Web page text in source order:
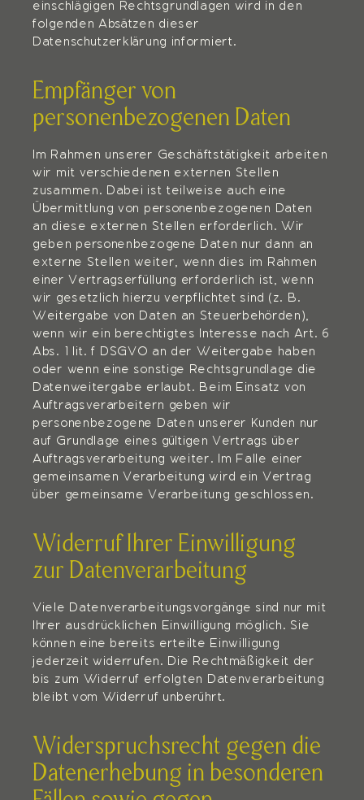
einschlägigen Rechtsgrundlagen wird in den
folgenden Absätzen dieser
Datenschutzerklärung informiert.
Empfänger von
personenbezogenen Daten
Im Rahmen unserer Geschäftstätigkeit arbeiten
wir mit verschiedenen externen Stellen
zusammen. Dabei ist teilweise auch eine
Übermittlung von personenbezogenen Daten
an diese externen Stellen erforderlich. Wir
geben personenbezogene Daten nur dann an
externe Stellen weiter, wenn dies im Rahmen
einer Vertragserfüllung erforderlich ist, wenn
wir gesetzlich hierzu verpflichtet sind (z. B.
Weitergabe von Daten an Steuerbehörden),
wenn wir ein berechtigtes Interesse nach Art. 6
Abs. 1 lit. f DSGVO an der Weitergabe haben
oder wenn eine sonstige Rechtsgrundlage die
Datenweitergabe erlaubt. Beim Einsatz von
Auftragsverarbeitern geben wir
personenbezogene Daten unserer Kunden nur
auf Grundlage eines gültigen Vertrags über
Auftragsverarbeitung weiter. Im Falle einer
gemeinsamen Verarbeitung wird ein Vertrag
über gemeinsame Verarbeitung geschlossen.
Widerruf Ihrer Einwilligung
zur Datenverarbeitung
Viele Datenverarbeitungsvorgänge sind nur mit
Ihrer ausdrücklichen Einwilligung möglich. Sie
können eine bereits erteilte Einwilligung
jederzeit widerrufen. Die Rechtmäßigkeit der
bis zum Widerruf erfolgten Datenverarbeitung
bleibt vom Widerruf unberührt.
Widerspruchsrecht gegen die
Datenerhebung in besonderen